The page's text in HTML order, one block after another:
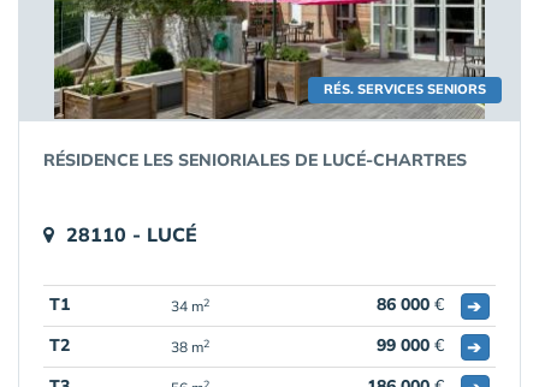
RÉS. SERVICES SENIORS
RÉSIDENCE LES SENIORIALES DE LUCÉ-CHARTRES
28110 - LUCÉ
T1 34 m2 86 000 €
➔
T2
38 m2 99 000 €
➔
2